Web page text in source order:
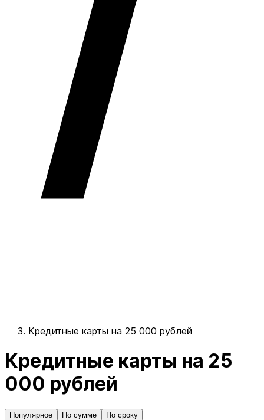
Кредитные карты на 25 000 рублей
Кредитные карты на 25
000 рублей
Популярное По сумме По сроку